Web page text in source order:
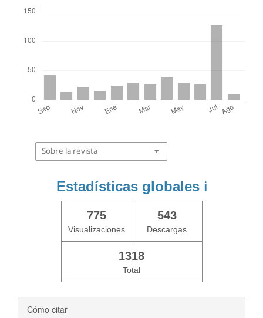
Sobre la revista
Estadísticas globales ℹ️
775
Visualizaciones
543
Descargas
1318
Total
Cómo citar